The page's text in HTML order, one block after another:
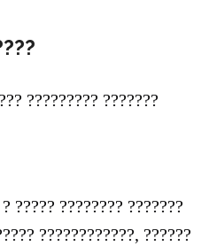
????????? ???????
????? ???????? ???????
????????????, ??????